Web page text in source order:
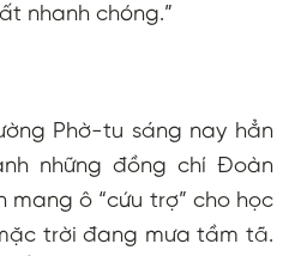
nhanh chóng.”
Phờ-tu sáng nay hẳn
những đồng chí Đoàn
mang ô “cứu trợ” cho học
trời đang mưa tầm tã.